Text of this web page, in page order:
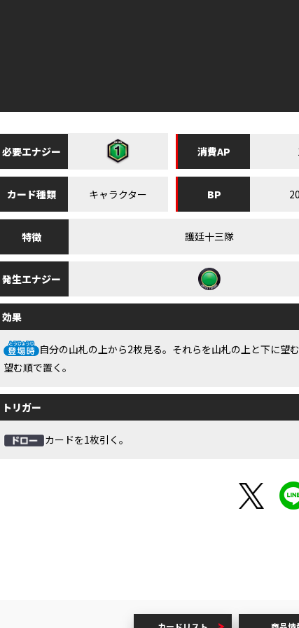
必要エナジー 消費AP
カード種類 キャラクター BP
特徴 護廷十三隊
発生エナジー
効果
自分の山札の上から2枚見る。それらを山札の上と下に望
望む順で置く。
トリガー
カードを1枚引く。